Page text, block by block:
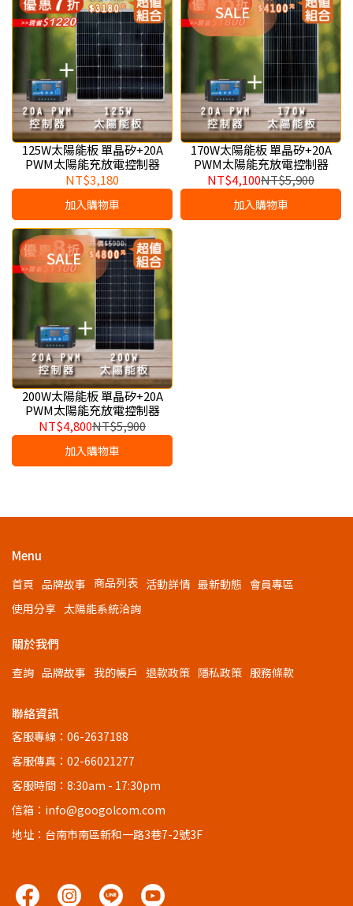
125W太陽能板 單晶矽+20A
PWM太陽能充放電控制器
NT$3,180
加入購物車
170W太陽能板 單晶矽+20A
PWM太陽能充放電控制器
NT$4,100NT$5,900
加入購物車
200W太陽能板 單晶矽+20A
PWM太陽能充放電控制器
NT$4,800NT$5,900
加入購物車
Menu
首頁 品牌故事 商品列表 活動詳情 最新動態 會員專區
使用分享 太陽能系統洽詢
關於我們
查詢 品牌故事 我的帳戶 退款政策 隱私政策 服務條款
聯絡資訊
客服專線：06-2637188
客服傳真：02-66021277
客服時間：8:30am - 17:30pm
信箱：info@googolcom.com
地址：台南市南區新和一路3巷7-2號3F